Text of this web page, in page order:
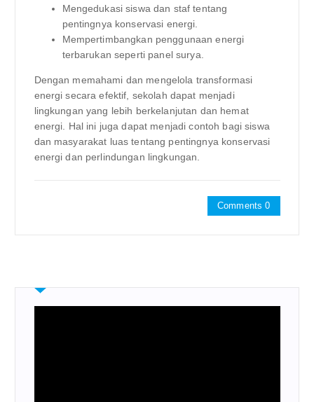
Mengedukasi siswa dan staf tentang
pentingnya konservasi energi.
Mempertimbangkan penggunaan energi
terbarukan seperti panel surya.
Dengan memahami dan mengelola transformasi
energi secara efektif, sekolah dapat menjadi
lingkungan yang lebih berkelanjutan dan hemat
energi. Hal ini juga dapat menjadi contoh bagi siswa
dan masyarakat luas tentang pentingnya konservasi
energi dan perlindungan lingkungan.
Comments 0